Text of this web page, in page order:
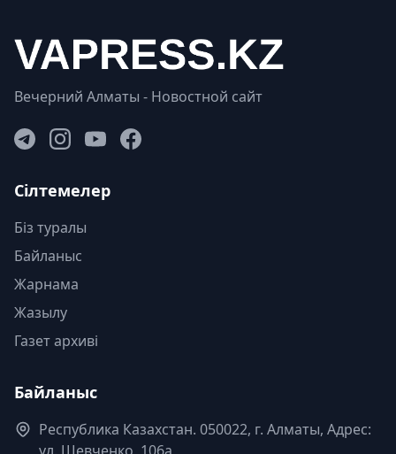
Вечерний Алматы - Новостной сайт
Сілтемелер
Біз туралы
Байланыс
Жарнама
Жазылу
Газет архиві
Байланыс
Республика Казахстан. 050022, г. Алматы, Адрес: